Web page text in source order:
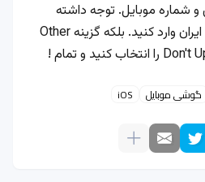
شماره موبایل. توجه داشته
باشید نباید شماره موبایل ایران وارد کنید. بلکه گزینه Other
گوشی موبایل iOS